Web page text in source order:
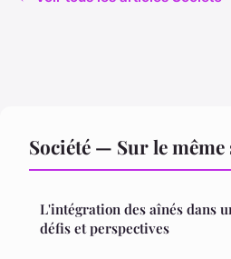
Société — Sur le même
L'intégration des aînés dans
défis et perspectives